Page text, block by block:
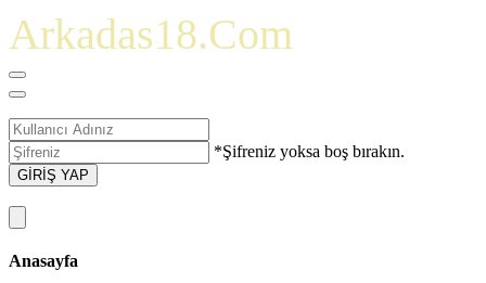
Arkadas18.Com
*Şifreniz yoksa boş bırakın.
GİRİŞ YAP
Anasayfa